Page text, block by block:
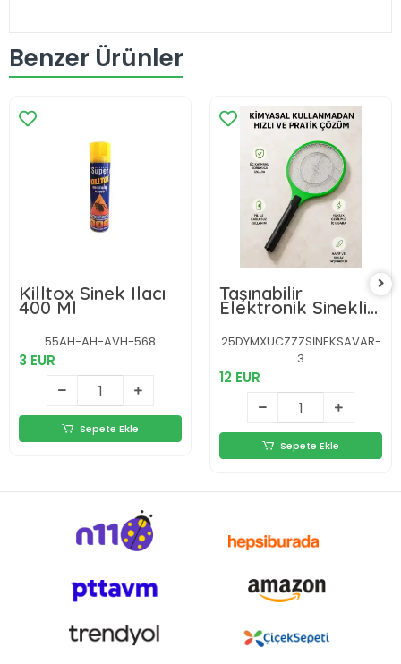
Benzer Ürünler
Killtox Sinek Ilacı
400 Ml
55AH-AH-AVH-568
3 EUR
Sepete Ekle
Taşınabilir
Elektronik Sineklik
– Üç Katmanlı
Güvenli Izgara ve
Kimyasız Koruma
25DYMXUCZZZSİNEKSAVAR-
3
12 EUR
Sepete Ekle